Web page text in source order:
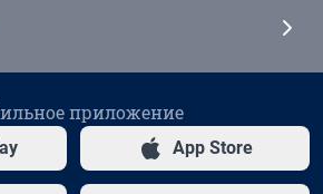
приложение
App Store